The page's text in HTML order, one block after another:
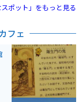
屋市街まで見渡せます。
ばれ、6月にはあじさい
ます。 通り沿いに
スポット」をもっと見る
フェ